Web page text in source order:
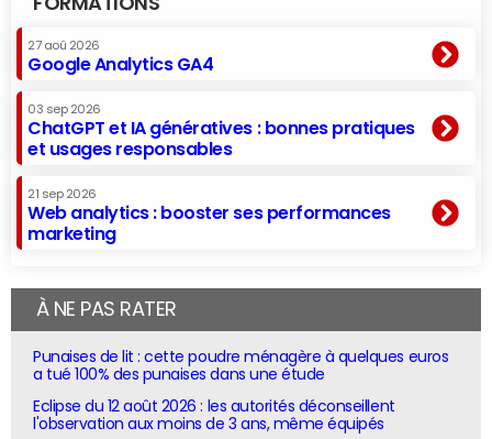
27 aoû 2026
Google Analytics GA4
03 sep 2026
ChatGPT et IA génératives : bonnes pratiques
et usages responsables
21 sep 2026
Web analytics : booster ses performances
marketing
À NE PAS RATER
Punaises de lit : cette poudre ménagère à quelques euros
a tué 100% des punaises dans une étude
Eclipse du 12 août 2026 : les autorités déconseillent
l'observation aux moins de 3 ans, même équipés